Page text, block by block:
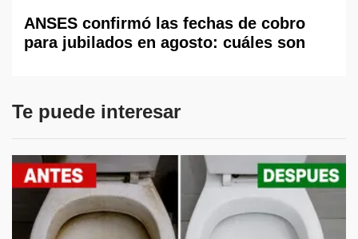
ANSES confirmó las fechas de cobro
para jubilados en agosto: cuáles son
Te puede interesar